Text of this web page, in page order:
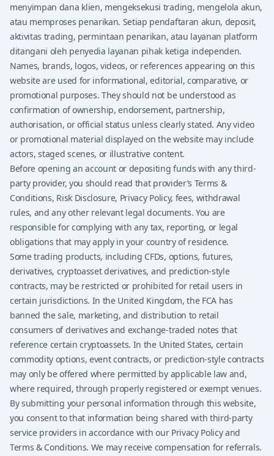
menyimpan dana klien, mengeksekusi trading, mengelola akun,
atau memproses penarikan. Setiap pendaftaran akun, deposit,
aktivitas trading, permintaan penarikan, atau layanan platform
ditangani oleh penyedia layanan pihak ketiga independen.
Names, brands, logos, videos, or references appearing on this
website are used for informational, editorial, comparative, or
promotional purposes. They should not be understood as
confirmation of ownership, endorsement, partnership,
authorisation, or official status unless clearly stated. Any video
or promotional material displayed on the website may include
actors, staged scenes, or illustrative content.
Before opening an account or depositing funds with any third-
party provider, you should read that provider’s Terms &
Conditions, Risk Disclosure, Privacy Policy, fees, withdrawal
rules, and any other relevant legal documents. You are
responsible for complying with any tax, reporting, or legal
obligations that may apply in your country of residence.
Some trading products, including CFDs, options, futures,
derivatives, cryptoasset derivatives, and prediction-style
contracts, may be restricted or prohibited for retail users in
certain jurisdictions. In the United Kingdom, the FCA has
banned the sale, marketing, and distribution to retail
consumers of derivatives and exchange-traded notes that
reference certain cryptoassets. In the United States, certain
commodity options, event contracts, or prediction-style contracts
may only be offered where permitted by applicable law and,
where required, through properly registered or exempt venues.
By submitting your personal information through this website,
you consent to that information being shared with third-party
service providers in accordance with our Privacy Policy and
Terms & Conditions. We may receive compensation for referrals.